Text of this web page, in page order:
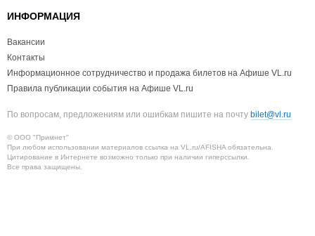
ИНФОРМАЦИЯ
Вакансии
Контакты
Информационное сотрудничество и продажа билетов на Афише VL.ru
Правила публикации события на Афише VL.ru
По вопросам, предложениям или ошибкам пишите на почту bilet@vl.ru
© ООО "Примнет"
При любом использовании материалов ссылка на VL.ru/AFISHA обязательна.
Цитирование в Интернете возможно только при наличии гиперссылки.
Все права защищены.